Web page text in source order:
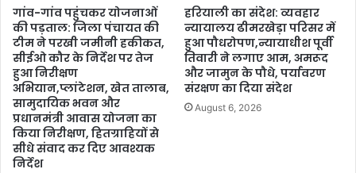
गांव-गांव पहुंचकर योजनाओं
की पड़ताल: जिला पंचायत की
टीम ने परखी जमीनी हकीकत,
सीईओ कौर के निर्देश पर तेज
हुआ निरीक्षण
अभियान,प्लांटेशन, खेत तालाब,
सामुदायिक भवन और
प्रधानमंत्री आवास योजना का
किया निरीक्षण, हितग्राहियों से
सीधे संवाद कर दिए आवश्यक
निर्देश
हरियाली का संदेश: व्यवहार
न्यायालय ढीमरखेड़ा परिसर में
हुआ पौधरोपण,न्यायाधीश पूर्वी
तिवारी ने लगाए आम, अमरूद
और जामुन के पौधे, पर्यावरण
संरक्षण का दिया संदेश
August 6, 2026